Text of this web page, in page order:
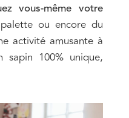
vous-même votre
ou encore du
activité amusante à
100% unique,